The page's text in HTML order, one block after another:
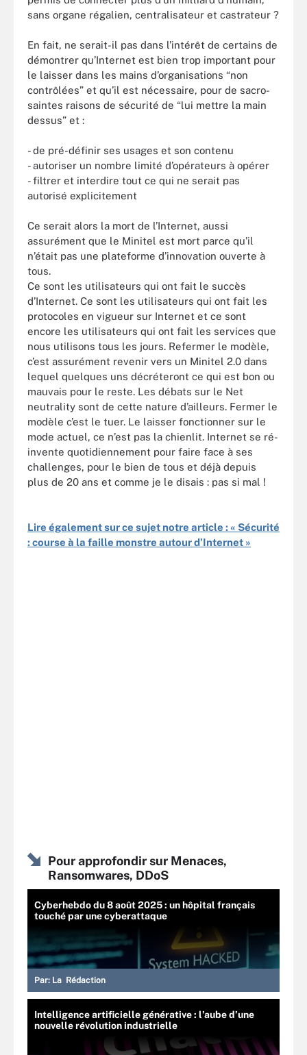
sans organe régalien, centralisateur et castrateur ?
En fait, ne serait-il pas dans l’intérêt de certains de
démontrer qu’Internet est bien trop important pour
le laisser dans les mains d’organisations “non
contrôlées” et qu’il est nécessaire, pour de sacro-
saintes raisons de sécurité de “lui mettre la main
dessus” et :
- de pré-définir ses usages et son contenu
- autoriser un nombre limité d’opérateurs à opérer
- filtrer et interdire tout ce qui ne serait pas
autorisé explicitement
Ce serait alors la mort de l’Internet, aussi
assurément que le Minitel est mort parce qu’il
n’était pas une plateforme d’innovation ouverte à
tous.
Ce sont les utilisateurs qui ont fait le succès
d’Internet. Ce sont les utilisateurs qui ont fait les
protocoles en vigueur sur Internet et ce sont
encore les utilisateurs qui ont fait les services que
nous utilisons tous les jours. Refermer le modèle,
c’est assurément revenir vers un Minitel 2.0 dans
lequel quelques uns décréteront ce qui est bon ou
mauvais pour le reste. Les débats sur le Net
neutrality sont de cette nature d’ailleurs. Fermer le
modèle c’est le tuer. Le laisser fonctionner sur le
mode actuel, ce n’est pas la chienlit. Internet se ré-
invente quotidiennement pour faire face à ses
challenges, pour le bien de tous et déjà depuis
plus de 20 ans et comme je le disais : pas si mal !
Lire également sur ce sujet notre article : « Sécurité
: course à la faille monstre autour d’Internet »
Pour approfondir sur Menaces,
Ransomwares, DDoS
Cyberhebdo du 8 août 2025 : un hôpital français
touché par une cyberattaque
Par: La Rédaction
Intelligence artificielle générative : l’aube d’une
nouvelle révolution industrielle